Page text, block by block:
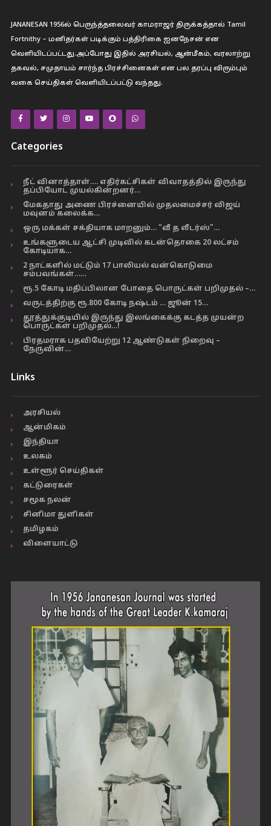
JANANESAN 1956ல் பெருந்த்தலைவர் காமராஜர் திருக்கத்தால் Tamil
Fortnithy – மனிதர்கள் படிக்கும் பத்திரிகை ஐனநேசன் என
வெளியிடப்பட்டது.அப்போது இதில் அரசியல், ஆன்மீகம், வரலாற்று
தகவல், சமுதாயம் சார்ந்த பிரச்சினைகள் என பல தரப்பு விரும்பும்
வகை செய்திகள் வெளியிடப்பட்டு வந்தது.
Categories
நீட் வினாத்தாள்…. எதிர்கட்சிகள் விவாதத்தில் இருந்து
தப்பியோட முயல்கின்றனர்…
மேகதாது அணை பிரச்னையில் முதலமைச்சர் விஜய்
மவுனம் கலைக்க…
ஒரு மக்கள் சக்தியாக மாறனும்… “வீ த லீடர்ஸ்”…
உங்களுடைய ஆட்சி முடிவில் கடன்தொகை 20 லட்சம்
கோடியாக…
2 நாட்களில் மட்டும் 17 பாலியல் வன்கொடுமை
சம்பவங்கள்……
ரூ.5 கோடி மதிப்பிலான போதை பொருட்கள் பறிமுதல் –…
வருடத்திற்கு ரூ.800 கோடி நஷ்டம் … ஜூன் 15…
தூத்துக்குடியில் இருந்து இலங்கைக்கு கடத்த முயன்ற
பொருட்கள் பறிமுதல்…!
பிரதமராக பதவியேற்று 12 ஆண்டுகள் நிறைவு –
நேருவின்…
Links
அரசியல்
ஆன்மிகம்
இந்தியா
உலகம்
உள்ளூர் செய்திகள்
கட்டுரைகள்
சமூக நலன்
சினிமா துளிகள்
தமிழகம்
விளையாட்டு